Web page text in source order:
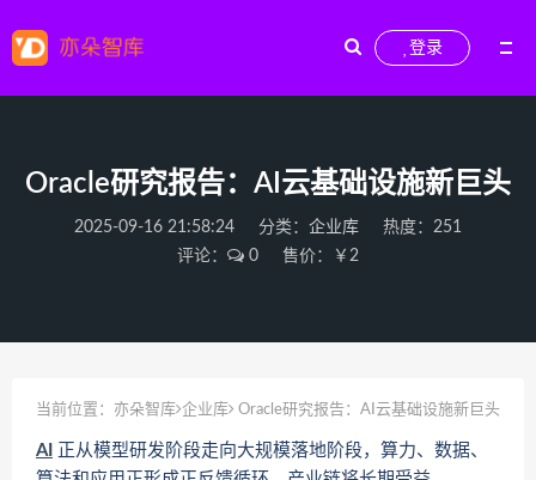
登录
Oracle研究报告：AI云基础设施新巨头
2025-09-16 21:58:24 分类： 企业库
热度：251
评论：
0 售价：￥2
当前位置： 亦朵智库 企业库 Oracle研究报告：AI云基础设施新巨头
AI 正从模型研发阶段走向大规模落地阶段，算力、数据、